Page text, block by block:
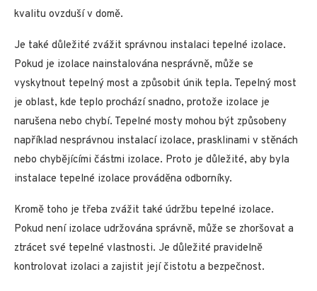
kvalitu ovzduší v domě.
Je také důležité zvážit správnou instalaci tepelné izolace.
Pokud je izolace nainstalována nesprávně, může se
vyskytnout tepelný most a způsobit únik tepla. Tepelný most
je oblast, kde teplo prochází snadno, protože izolace je
narušena nebo chybí. Tepelné mosty mohou být způsobeny
například nesprávnou instalací izolace, prasklinami v stěnách
nebo chybějícími částmi izolace. Proto je důležité, aby byla
instalace tepelné izolace prováděna odborníky.
Kromě toho je třeba zvážit také údržbu tepelné izolace.
Pokud není izolace udržována správně, může se zhoršovat a
ztrácet své tepelné vlastnosti. Je důležité pravidelně
kontrolovat izolaci a zajistit její čistotu a bezpečnost.